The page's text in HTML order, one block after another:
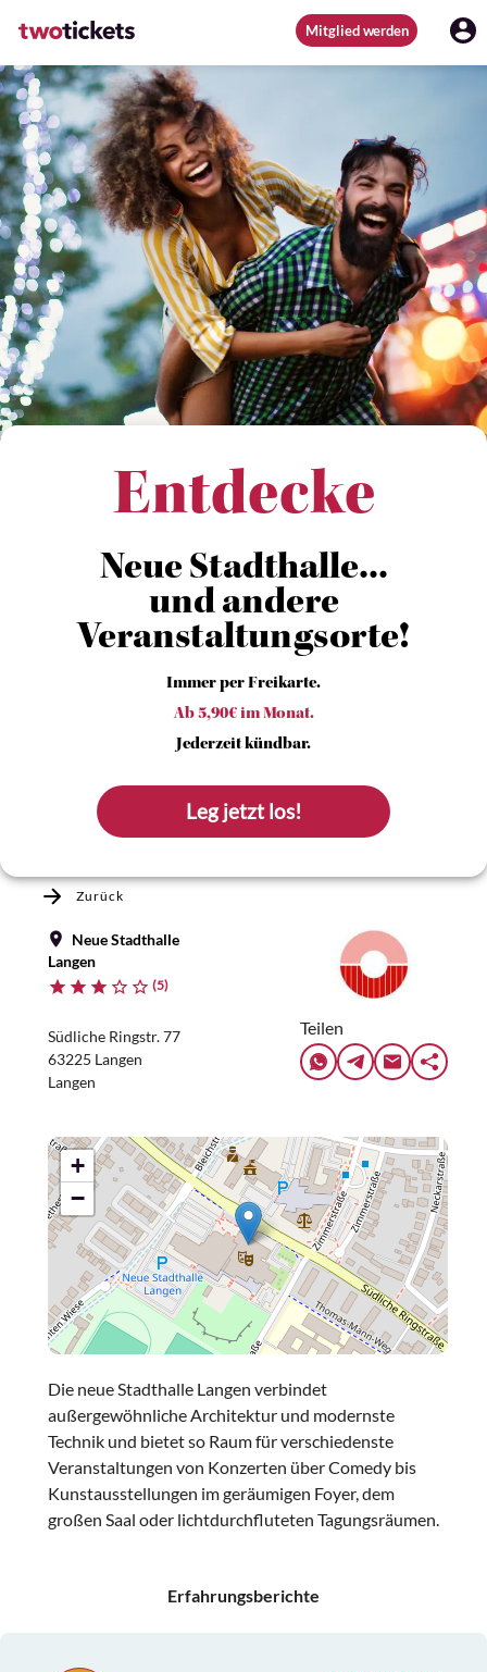
Mitglied werden
Entdecke
Neue Stadthalle...
und andere
Veranstaltungsorte!
Immer per Freikarte.
Ab 5,90€ im Monat.
Jederzeit kündbar.
Leg jetzt los!
Zurück
Neue Stadthalle
Langen
(5)
Südliche Ringstr. 77
63225 Langen
Langen
Teilen
+
−
Die neue Stadthalle Langen verbindet
außergewöhnliche Architektur und modernste
Technik und bietet so Raum für verschiedenste
Veranstaltungen von Konzerten über Comedy bis
Kunstausstellungen im geräumigen Foyer, dem
großen Saal oder lichtdurchfluteten Tagungsräumen.
Erfahrungsberichte